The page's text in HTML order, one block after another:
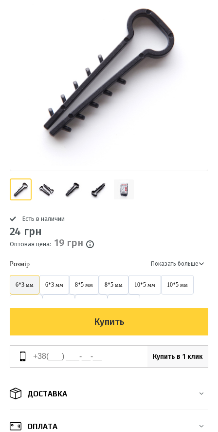
Есть в наличии
24 грн
Оптовая цена: 19 грн
Розмір Показать больше
6*3 мм 6*3 мм 8*5 мм 8*5 мм 10*5 мм 10*5 мм
Купить
Купить в 1 клик
ДОСТАВКА
ОПЛАТА